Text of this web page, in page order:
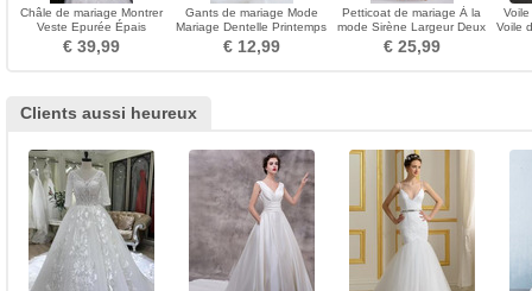
Châle de mariage Montrer
Veste Epurée Épais
Manche de Clochette
€ 39,99
Gants de mariage Mode
Mariage Dentelle Printemps
Court Doigt entier
€ 12,99
Petticoat de mariage À la
mode Sirène Largeur Deux
jantes Corset
€ 25,99
Voile
Clients aussi heureux